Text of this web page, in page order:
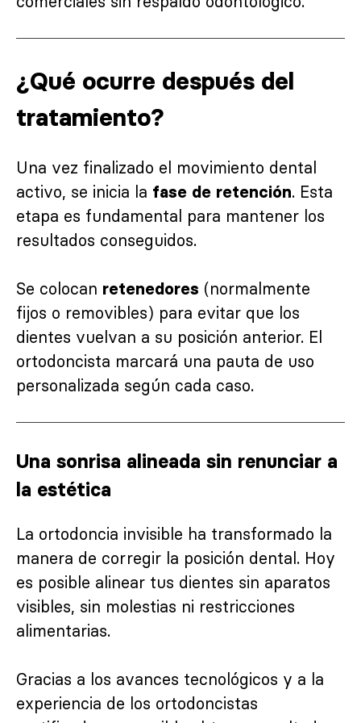
¿Qué ocurre después del
tratamiento?
Una vez finalizado el movimiento dental
activo, se inicia la fase de retención. Esta
etapa es fundamental para mantener los
resultados conseguidos.
Se colocan retenedores (normalmente
fijos o removibles) para evitar que los
dientes vuelvan a su posición anterior. El
ortodoncista marcará una pauta de uso
personalizada según cada caso.
Una sonrisa alineada sin renunciar a
la estética
La ortodoncia invisible ha transformado la
manera de corregir la posición dental. Hoy
es posible alinear tus dientes sin aparatos
visibles, sin molestias ni restricciones
alimentarias.
Gracias a los avances tecnológicos y a la
experiencia de los ortodoncistas